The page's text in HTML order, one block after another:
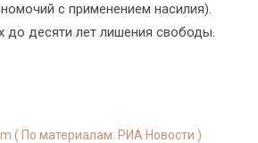
с применением насилия).
до десяти лет лишения свободы.
( По материалам: РИА Новости )